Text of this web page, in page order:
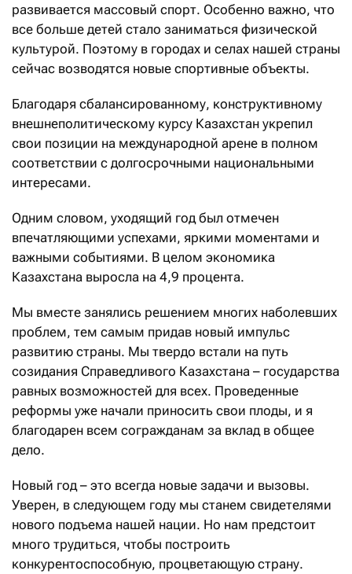
развивается массовый спорт. Особенно важно, что
все больше детей стало заниматься физической
культурой. Поэтому в городах и селах нашей страны
сейчас возводятся новые спортивные объекты.
Благодаря сбалансированному, конструктивному
внешнеполитическому курсу Казахстан укрепил
свои позиции на международной арене в полном
соответствии с долгосрочными национальными
интересами.
Одним словом, уходящий год был отмечен
впечатляющими успехами, яркими моментами и
важными событиями. В целом экономика
Казахстана выросла на 4,9 процента.
Мы вместе занялись решением многих наболевших
проблем, тем самым придав новый импульс
развитию страны. Мы твердо встали на путь
созидания Справедливого Казахстана – государства
равных возможностей для всех. Проведенные
реформы уже начали приносить свои плоды, и я
благодарен всем согражданам за вклад в общее
дело.
Новый год – это всегда новые задачи и вызовы.
Уверен, в следующем году мы станем свидетелями
нового подъема нашей нации. Но нам предстоит
много трудиться, чтобы построить
конкурентоспособную, процветающую страну.